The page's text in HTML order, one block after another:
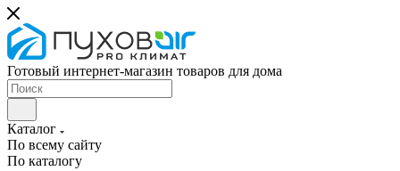
Готовый интернет-магазин товаров для дома
Каталог
По всему сайту
По каталогу